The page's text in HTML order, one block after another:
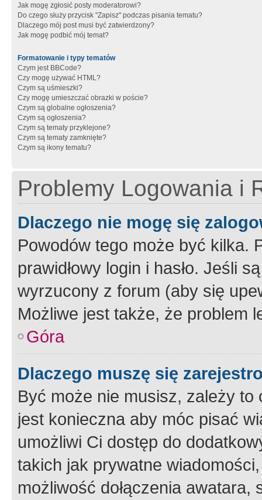
Jak mogę zgłosić posty moderatorowi?
Do czego służy przycisk "Zapisz" podczas pisania tematu?
Dlaczego mój post musi być zatwierdzony?
Jak mogę podbić mój temat?
Formatowanie i typy tematów
Czym jest BBCode?
Czy mogę używać HTML?
Czym są uśmieszki?
Czy mogę umieszczać obrazki w poście?
Czym są globalne ogłoszenia?
Czym są ogłoszenia?
Czym są tematy przyklejone?
Czym są tematy zamknięte?
Czym są ikony tematu?
Problemy Logowania i
Dlaczego nie mogę się
Powodów tego może być kilka.
prawidłowy login i hasło. Jeśli
wyrzucony z forum (aby się
Możliwe jest także, że problem
Góra
Dlaczego muszę się
Być może nie musisz, zależy
jest konieczna aby móc pisać
umożliwi Ci dostęp do
takich jak prywatne
możliwość dołączenia